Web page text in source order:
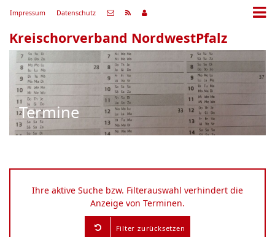
Impressum Datenschutz
Kreischorverband NordwestPfalz
Termine
Ihre aktive Suche bzw. Filterauswahl verhindert die
Anzeige von Terminen.
Filter zurücksetzen